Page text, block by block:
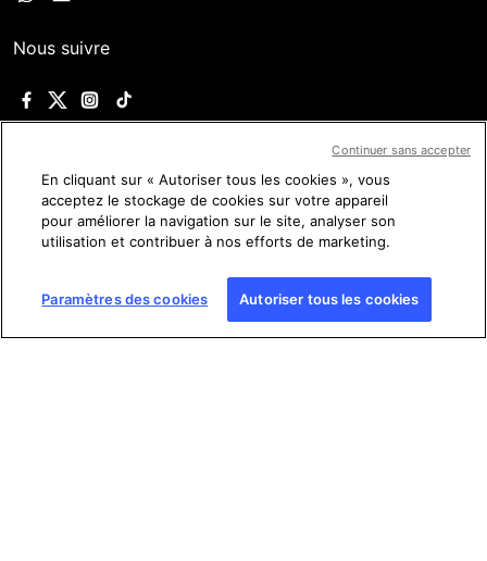
Nous suivre
Conditions générales d'utilisation (CGU)
Charte sur la protection des données personnelles
Gestion des cookies
Plan du site
En cliquant sur « Autoriser tous les cookies », vous
acceptez le stockage de cookies sur votre appareil
pour améliorer la navigation sur le site, analyser son
utilisation et contribuer à nos efforts de marketing.
Paramètres des cookies Autoriser tous les cookies
Continuer sans accepter